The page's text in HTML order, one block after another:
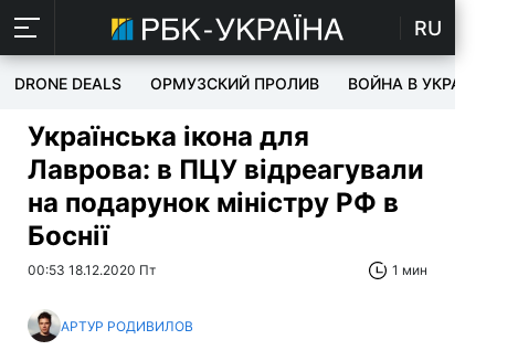
RU
DRONE DEALS ОРМУЗСКИЙ ПРОЛИВ ВОЙНА В УКРАИНЕ
Українська ікона для
Лаврова: в ПЦУ відреагували
на подарунок міністру РФ в
Боснії
00:53 18.12.2020 Пт 1 мин
АРТУР РОДИВИЛОВ